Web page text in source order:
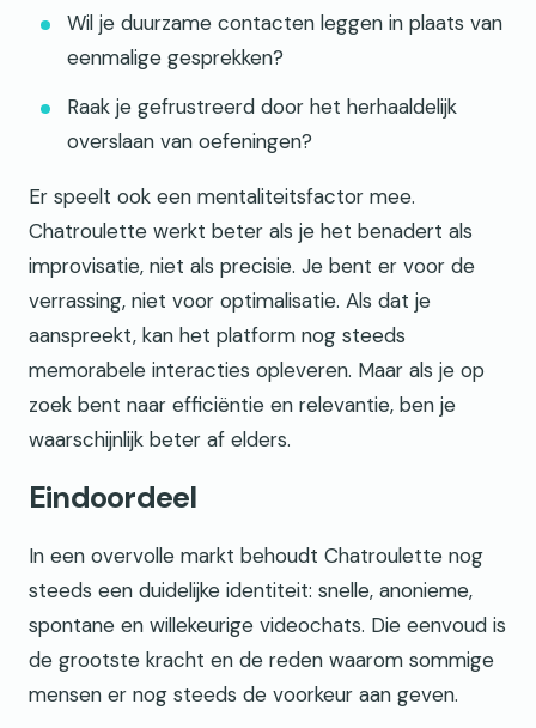
Wil je duurzame contacten leggen in plaats van
eenmalige gesprekken?
Raak je gefrustreerd door het herhaaldelijk
overslaan van oefeningen?
Er speelt ook een mentaliteitsfactor mee.
Chatroulette werkt beter als je het benadert als
improvisatie, niet als precisie. Je bent er voor de
verrassing, niet voor optimalisatie. Als dat je
aanspreekt, kan het platform nog steeds
memorabele interacties opleveren. Maar als je op
zoek bent naar efficiëntie en relevantie, ben je
waarschijnlijk beter af elders.
Eindoordeel
In een overvolle markt behoudt Chatroulette nog
steeds een duidelijke identiteit: snelle, anonieme,
spontane en willekeurige videochats. Die eenvoud is
de grootste kracht en de reden waarom sommige
mensen er nog steeds de voorkeur aan geven.